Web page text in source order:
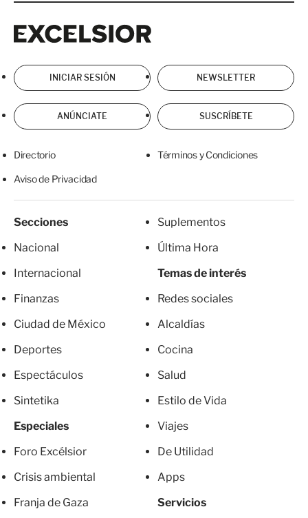
INICIAR SESIÓN NEWSLETTER
ANÚNCIATE SUSCRÍBETE
Directorio Términos y Condiciones
Aviso de Privacidad
Secciones
Nacional
Internacional
Finanzas
Ciudad de México
Deportes
Espectáculos
Sintetika
Especiales
Foro Excélsior
Crisis ambiental
Franja de Gaza
Suplementos
Última Hora
Temas de interés
Redes sociales
Alcaldías
Cocina
Salud
Estilo de Vida
Viajes
De Utilidad
Apps
Servicios